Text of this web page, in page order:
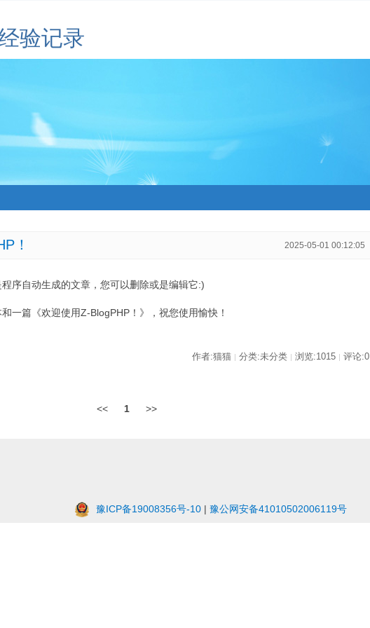
验记录
！ 2025-05-01 00:12:05
序自动生成的文章，您可以删除或是编辑它:)
一篇《欢迎使用Z-BlogPHP！》，祝您使用愉快！
作者:猫猫 | 分类:未分类 | 浏览:1015 | 评论:0
<< 1 >>
豫ICP备19008356号-10 | 豫公网安备41010502006119号